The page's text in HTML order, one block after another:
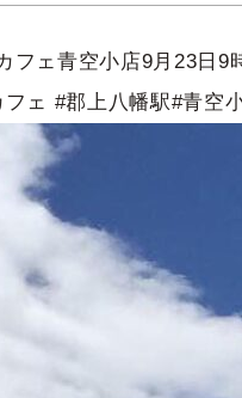
フェ青空小店9月23日
ェ #郡上八幡駅#青空